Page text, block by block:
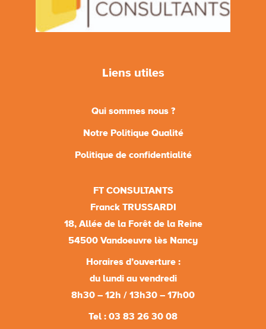
Liens utiles
Qui sommes nous ?
Notre Politique Qualité
Politique de confidentialité
FT CONSULTANTS
Franck TRUSSARDI
18, Allée de la Forêt de la Reine
54500 Vandoeuvre lès Nancy
Horaires d’ouverture :
du lundi au vendredi
8h30 – 12h / 13h30 – 17h00
Tel : 03 83 26 30 08